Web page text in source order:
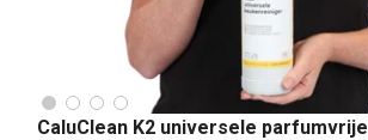
CaluClean K2 universele parfumvrije